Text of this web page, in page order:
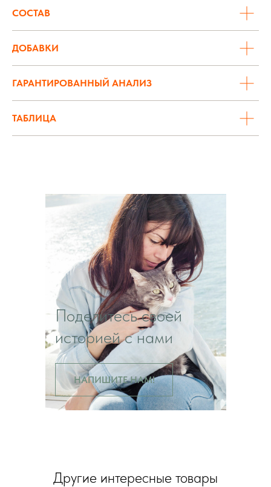
СОСТАВ
ДОБАВКИ
ГАРАНТИРОВАННЫЙ АНАЛИЗ
ТАБЛИЦА
Поделитесь своей
историей с нами
НАПИШИТЕ НАМ!
Другие интересные товары